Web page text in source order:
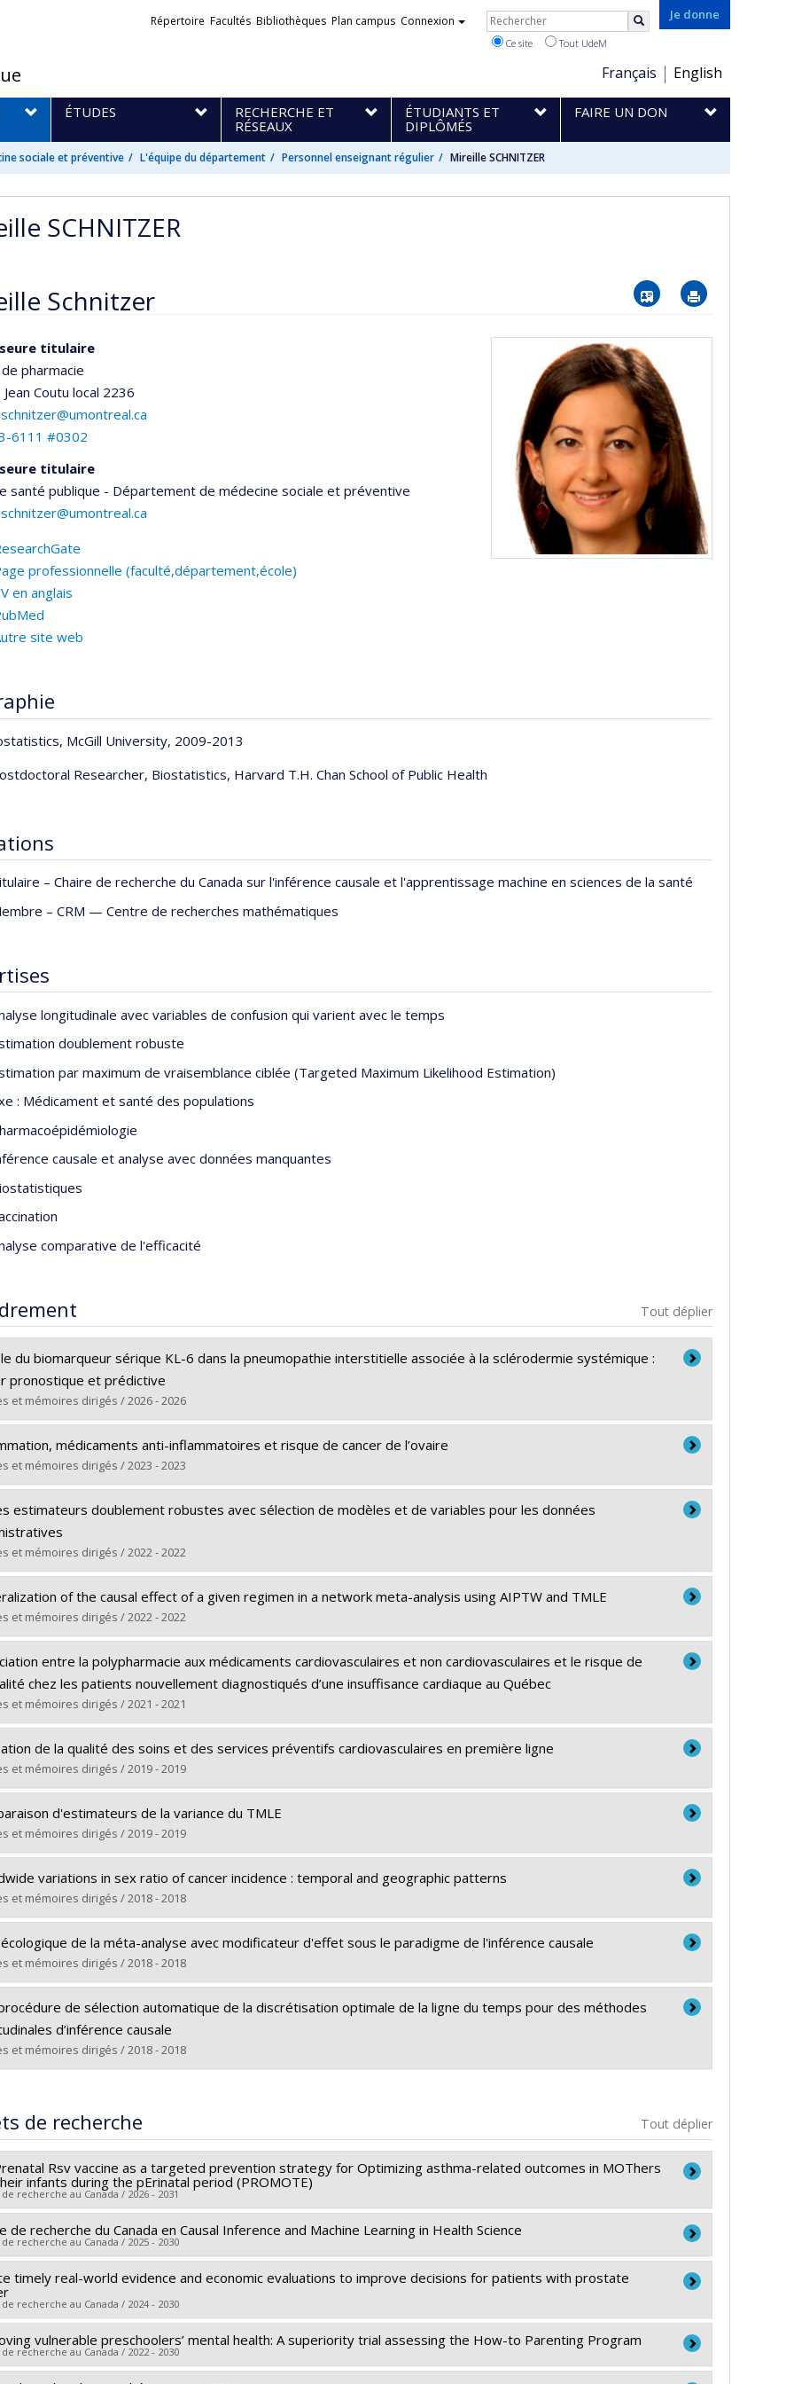
Je donne
Choix
de
la
langue
Français English
Liens
Répertoire Facultés Bibliothèques Plan campus Connexion Rechercher
Ce site Tout UdeM
ÉTUDES
RECHERCHE ET
RÉSEAUX
ÉTUDIANTS ET
DIPLÔMÉS
FAIRE UN DON
sociale et préventive L'équipe du département Personnel enseignant régulier Mireille SCHNITZER
SCHNITZER
Schnitzer Vcard
titulaire
pharmacie
Coutu local 2236
6111 #0302
titulaire
santé publique - Département de médecine sociale et préventive
professionnelle (faculté,département,école)
en anglais
site web
McGill University, 2009-2013
Researcher, Biostatistics, Harvard T.H. Chan School of Public Health
– Chaire de recherche du Canada sur l'inférence causale et l'apprentissage machine en sciences de la santé
– CRM — Centre de recherches mathématiques
longitudinale avec variables de confusion qui varient avec le temps
doublement robuste
par maximum de vraisemblance ciblée (Targeted Maximum Likelihood Estimation)
: Médicament et santé des populations
causale et analyse avec données manquantes
comparative de l'efficacité
Tout déplier
du biomarqueur sérique KL-6 dans la pneumopathie interstitielle associée à la sclérodermie systémique :
pronostique et prédictive
et mémoires dirigés / 2026 - 2026
: Chebli, Reem
: Maîtrise
obtenu :M. Sc.
le document dans Papyrus
médicaments anti-inflammatoires et risque de cancer de l’ovaire
et mémoires dirigés / 2023 - 2023
:Sarr, El Hadji Malick
:Doctorat
obtenu :Ph. D.
le document dans Papyrus
estimateurs doublement robustes avec sélection de modèles et de variables pour les données
et mémoires dirigés / 2022 - 2022
:Bahamyirou, Asma
: Doctorat
obtenu :Ph. D.
le document dans Papyrus
of the causal effect of a given regimen in a network meta-analysis using AIPTW and TMLE
et mémoires dirigés / 2022 - 2022
:Aghamolaey, Haleh
:Maîtrise
obtenu :M. Sc.
le document dans Papyrus
entre la polypharmacie aux médicaments cardiovasculaires et non cardiovasculaires et le risque de
chez les patients nouvellement diagnostiqués d’une insuffisance cardiaque au Québec
et mémoires dirigés / 2021 - 2021
: Disso, Eliane
: Maîtrise
obtenu :M. Sc.
le document dans Papyrus
de la qualité des soins et des services préventifs cardiovasculaires en première ligne
et mémoires dirigés / 2019 - 2019
: Khanji, Cynthia
: Doctorat
obtenu :Ph. D.
le document dans Papyrus
d'estimateurs de la variance du TMLE
et mémoires dirigés / 2019 - 2019
:Boulanger, Laurence
: Maîtrise
obtenu :M. Sc.
le document dans Papyrus
variations in sex ratio of cancer incidence : temporal and geographic patterns
et mémoires dirigés / 2018 - 2018
:Raza, Syed-Ahsan
: Doctorat
obtenu :Ph. D.
le document dans Papyrus
de la méta-analyse avec modificateur d'effet sous le paradigme de l'inférence causale
et mémoires dirigés / 2018 - 2018
:Robitaille-Grou, Marie-Christine
:Maîtrise
obtenu :M. Sc.
le document dans Papyrus
de sélection automatique de la discrétisation optimale de la ligne du temps pour des méthodes
d’inférence causale
et mémoires dirigés / 2018 - 2018
:Maîtrise
obtenu :M. Sc.
le document dans Papyrus
de recherche Tout déplier
Rsv vaccine as a targeted prevention strategy for Optimizing asthma-related outcomes in MOThers
infants during the pErinatal period (PROMOTE)
recherche au Canada / 2026 - 2031
principal : Cristina Longo
:Lucie Blais,Catherine Lemière,Sze Man Tse,Mireille Schnitzer,Isabelle Boucoiran,Ana Maria
Blanchard,Sonia Grandi, Isabelle Malhamé
de financement : IRSC/Instituts de recherche en santé du Canada
de subvention :PVXXXXXX-(PJT) Subvention Projet
de recherche du Canada en Causal Inference and Machine Learning in Health Science
recherche au Canada / 2025 - 2030
principal :Mireille Schnitzer
de financement :SPIIE/Secrétariat des programmes interorganismes à l’intention des établissements
de subvention :PVX50399-Chaires de recherche du Canada - IRSC
timely real-world evidence and economic evaluations to improve decisions for patients with prostate
recherche au Canada / 2024 - 2030
principal : Alice Dragomir
:Mireille Schnitzer,Armen G Aprikian,Mohammad Tamin Niazi,Lori Wood
vulnerable preschoolers’ mental health: A superiority trial assessing the How-to Parenting Program
recherche au Canada / 2022 - 2030